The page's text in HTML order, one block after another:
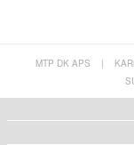
Samsung Galaxy A20e
MTP DK APS |